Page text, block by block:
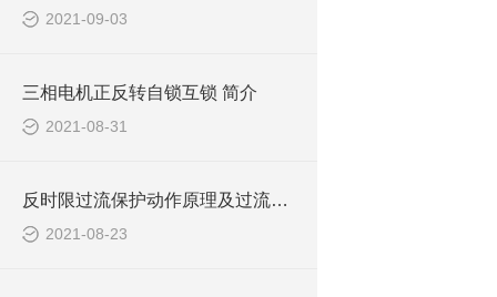
2021-09-03
三相电机正反转自锁互锁 简介
2021-08-31
反时限过流保护动作原理及过流和速断的整定原则和保护范围
2021-08-23